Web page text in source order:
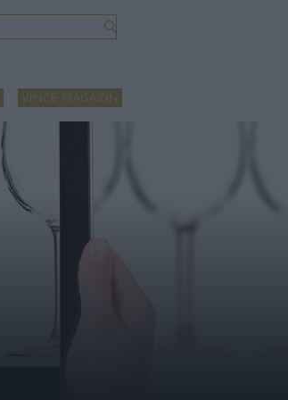
VINCE MAGAZIN